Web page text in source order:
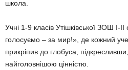
школа.
Учні 1-9 класів Утішківської ЗОШ І-
голосуємо – за мир!», де кожний
прикріпив до глобуса,
найголовнішою цінністю.